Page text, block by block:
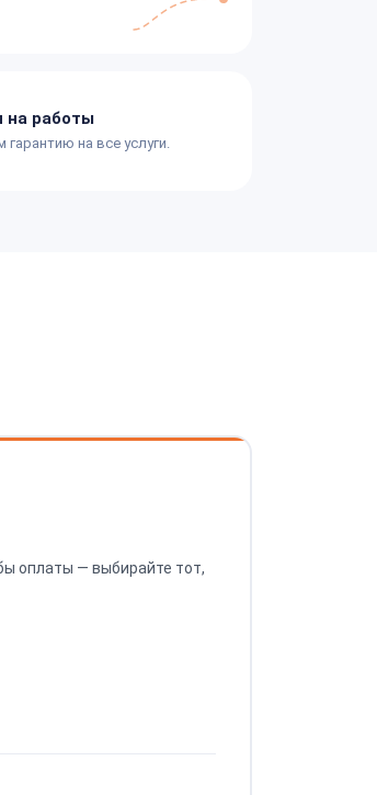
на работы
на все услуги.
оплаты — выбирайте тот,